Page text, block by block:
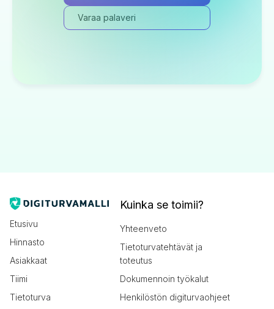
Varaa palaveri
Etusivu
Hinnasto
Asiakkaat
Tiimi
Tietoturva
Kuinka se toimii?
Yhteenveto
Tietoturvatehtävät ja
toteutus
Dokumennoin työkalut
Henkilöstön digiturvaohjeet